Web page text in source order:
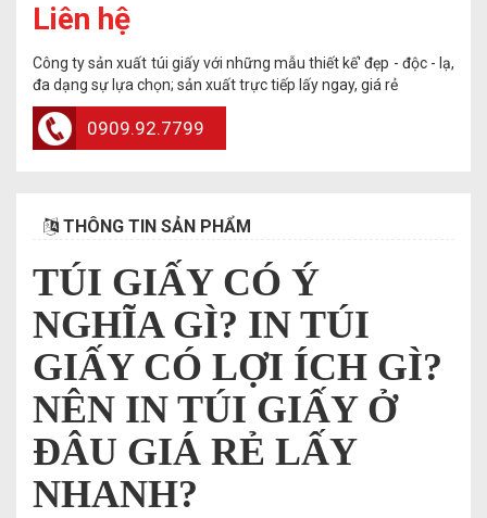
Liên hệ
Công ty sản xuất túi giấy với những mẫu thiết kế' đẹp - độc - lạ,
đa dạng sự lựa chọn; sản xuất trực tiếp lấy ngay, giá rẻ
0909.92.7799
THÔNG TIN SẢN PHẨM
TÚI GIẤY CÓ Ý
NGHĨA GÌ? IN TÚI
GIẤY CÓ LỢI ÍCH GÌ?
NÊN IN TÚI GIẤY Ở
ĐÂU GIÁ RẺ LẤY
NHANH?